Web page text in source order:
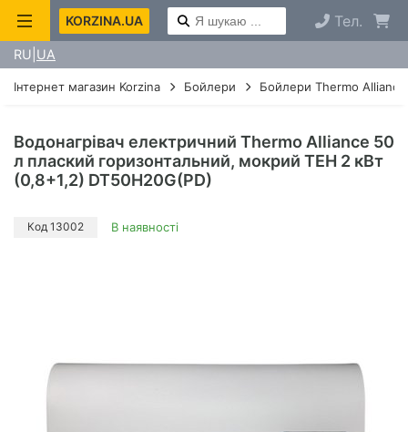
KORZINA.UA Тел.
RU UA
Інтернет магазин Korzina Бойлери Бойлери Thermo Alliance
Водонагрівач електричний Thermo Alliance 50
л плаский горизонтальний, мокрий ТЕН 2 кВт
(0,8+1,2) DT50H20G(PD)
Код 13002 В наявності